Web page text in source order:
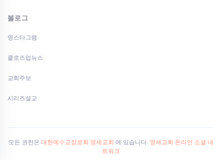
블로그
영스타그램
클로즈업뉴스
교회주보
시리즈설교
모든 권한은 대한예수교장로회 영세교회 에 있습니다. 영세교회 온라인 소셜 네
트워크